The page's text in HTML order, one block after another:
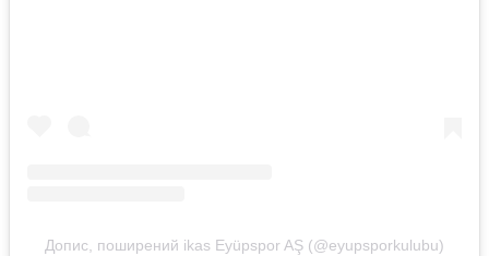
Допис, поширений ikas Eyüpspor AŞ (@eyupsporkulubu)